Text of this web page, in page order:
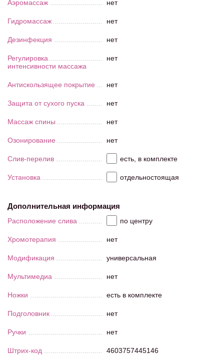
Аэромассаж нет
Гидромассаж нет
Дезинфекция нет
Регулировка
интенсивности массажа
нет
Антискользящее покрытие нет
Защита от сухого пуска нет
Массаж спины нет
Озонирование нет
Слив-перелив есть, в комплекте
Установка отдельностоящая
Дополнительная информация
Расположение слива по центру
Хромотерапия нет
Модификация универсальная
Мультимедиа нет
Ножки есть в комплекте
Подголовник нет
Ручки нет
Штрих-код 4603757445146